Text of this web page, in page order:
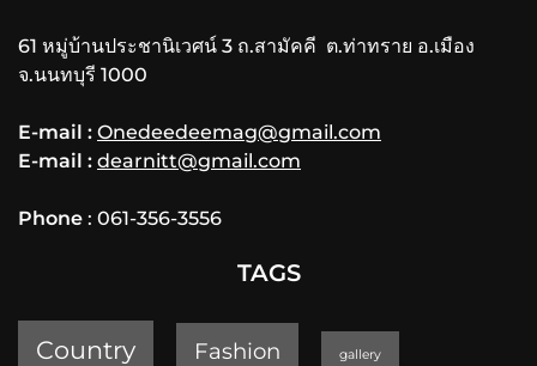
61 หมู่บ้านประชานิเวศน์ 3 ถ.สามัคคี ต.ท่าทราย อ.เมือง
จ.นนทบุรี 1000
E-mail : Onedeedeemag@gmail.com
E-mail : dearnitt@gmail.com
Phone : 061-356-3556
TAGS
Country Fashion gallery